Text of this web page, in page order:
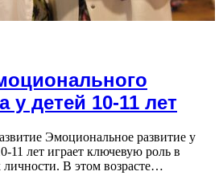
у детей 10-11 лет
Эмоциональное развитие у
11 лет играет ключевую роль в
В этом возрасте…